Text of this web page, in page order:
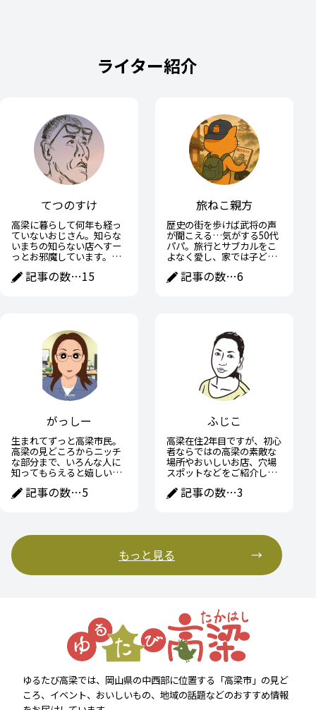
ライター紹介
てつのすけ
高梁に暮らして何年も経っ
ていないおじさん。知らな
いまちの知らない店へすー
っとお邪魔しています。高
おじさんなりに紹介できた
記事の数…15
旅ねこ親方
歴史の街を歩けば武将の声
が聞こえる…気がする50代
パパ。旅行とサブカルをこ
よなく愛し、家では子ども
かに戦国武将の子育て術に
記事の数…6
がっしー
生まれてずっと高梁市民。
高梁の見どころからニッチ
な部分まで、いろんな人に
知ってもらえると嬉しいで
記事の数…5
ふじこ
高梁在住2年目ですが、初心
者ならではの高梁の素敵な
場所やおいしいお店、穴場
スポットなどをご紹介して
記事の数…3
もっと見る
ゆるたび高梁では、岡山県の中西部に位置する「高梁市」の見ど
ころ、イベント、おいしいもの、地域の話題などのおすすめ情報